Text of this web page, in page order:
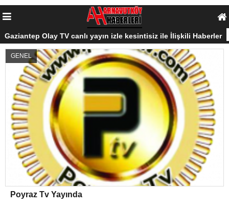
Gaziantep Olay TV canlı yayın izle kesintisiz ile İlişkili Haberler
GENEL
Poyraz Tv Yayında